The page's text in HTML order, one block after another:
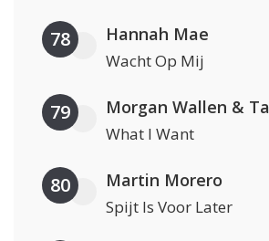
78 Hannah Mae
Wacht Op Mij
79 Morgan Wallen &
What I Want
80 Martin Morero
Spijt Is Voor Later